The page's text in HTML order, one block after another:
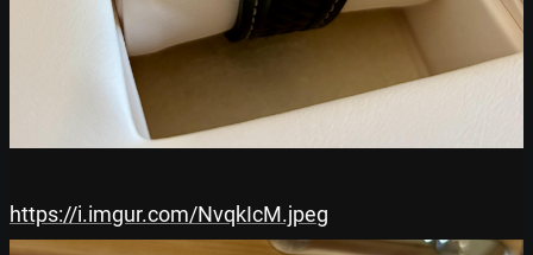
https://i.imgur.com/NvqkIcM.jpeg